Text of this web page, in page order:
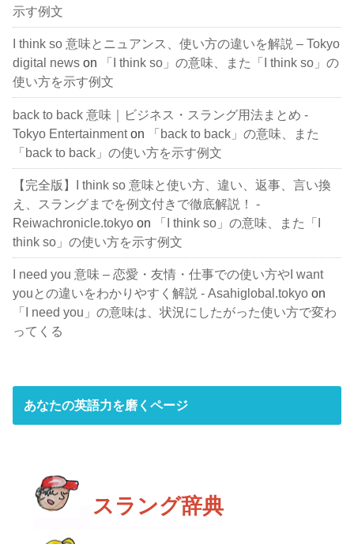
示す例文
I think so 意味とニュアンス、使い方の違いを解説 – Tokyo
digital news on
「I think so」の意味、また「I think so」の
使い方を示す例文
back to back 意味｜ビジネス・スラング用法まとめ -
Tokyo Entertainmenton
「back to back」の意味、また
「back to back」の使い方を示す例文
【完全版】I think so 意味と使い方、違い、返事、言い換
え、スラングまでを例文付きで徹底解説！ -
Reiwachronicle.tokyo on
「I think so」の意味、また「I
think so」の使い方を示す例文
I need you 意味 – 恋愛・友情・仕事での使い方やI want
youとの違いをわかりやすく解説 - Asahiglobal.tokyo on
「I need you」の意味は、状況にしたがった使い方で変わ
ってくる
あなたの英語力を磨くページ
スラング辞典